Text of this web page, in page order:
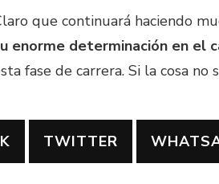
que continuará haciendo
enorme determinación en el
fase de carrera. Si la cosa
TWITTER